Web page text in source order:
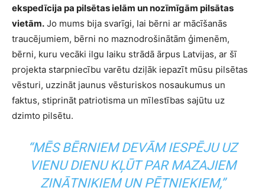
ekspedīcija pa pilsētas ielām un nozīmīgām pilsātas
vietām. Jo mums bija svarīgi, lai bērni ar mācīšanās
traucējumiem, bērni no maznodrošinātām ģimenēm,
bērni, kuru vecāki ilgu laiku strādā ārpus Latvijas, ar šī
projekta starpniecību varētu dziļāk iepazīt mūsu pilsētas
vēsturi, uzzināt jaunus vēsturiskos nosaukumus un
faktus, stiprināt patriotisma un mīlestības sajūtu uz
dzimto pilsētu.
“MĒS BĒRNIEM DEVĀM IESPĒJU UZ
VIENU DIENU KĻŪT PAR MAZAJIEM
ZINĀTNIKIEM UN PĒTNIEKIEM,”